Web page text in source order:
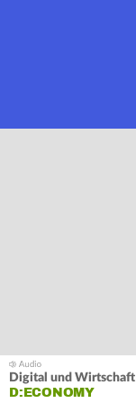
Digital und Wirtschaft
D:ECONOMY